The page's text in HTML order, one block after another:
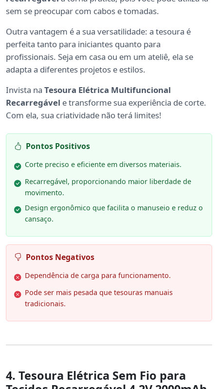
sem se preocupar com cabos e tomadas.
Outra vantagem é a sua versatilidade: a tesoura é
perfeita tanto para iniciantes quanto para
profissionais. Seja em casa ou em um ateliê, ela se
adapta a diferentes projetos e estilos.
Invista na Tesoura Elétrica Multifuncional
Recarregável e transforme sua experiência de corte.
Com ela, sua criatividade não terá limites!
Pontos Positivos
Corte preciso e eficiente em diversos materiais.
Recarregável, proporcionando maior liberdade de
movimento.
Design ergonômico que facilita o manuseio e reduz o
cansaço.
Pontos Negativos
Dependência de carga para funcionamento.
Pode ser mais pesada que tesouras manuais
tradicionais.
4. Tesoura Elétrica Sem Fio para